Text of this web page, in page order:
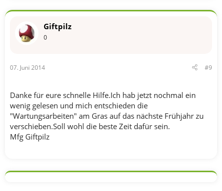
Giftpilz
0
07. Juni 2014 #9
Danke für eure schnelle Hilfe.Ich hab jetzt nochmal ein
wenig gelesen und mich entschieden die
"Wartungsarbeiten" am Gras auf das nächste Frühjahr zu
verschieben.Soll wohl die beste Zeit dafür sein.
Mfg Giftpilz